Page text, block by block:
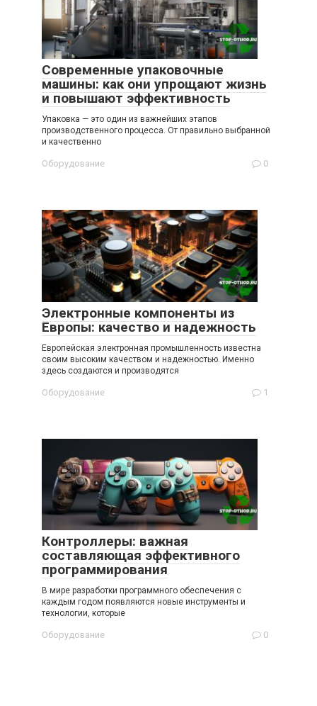
Современные упаковочные
машины: как они упрощают жизнь
и повышают эффективность
Упаковка — это один из важнейших этапов
производственного процесса. От правильно выбранной
и качественно
Оборудование 0
Электронные компоненты из
Европы: качество и надежность
Европейская электронная промышленность известна
своим высоким качеством и надежностью. Именно
здесь создаются и производятся
Оборудование 1
Контроллеры: важная
составляющая эффективного
программирования
В мире разработки программного обеспечения с
каждым годом появляются новые инструменты и
технологии, которые
Оборудование 0